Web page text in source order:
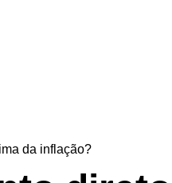
da inflação?